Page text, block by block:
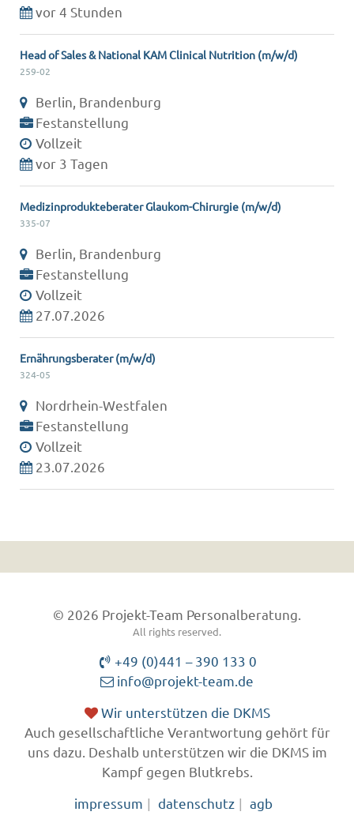
vor 4 Stunden
Head of Sales & National KAM Clinical Nutrition (m/w/d)
259-02
Berlin, Brandenburg
Festanstellung
Vollzeit
vor 3 Tagen
Medizinprodukteberater Glaukom-Chirurgie (m/w/d)
335-07
Berlin, Brandenburg
Festanstellung
Vollzeit
27.07.2026
Ernährungsberater (m/w/d)
324-05
Nordrhein-Westfalen
Festanstellung
Vollzeit
23.07.2026
© 2026 Projekt-Team Personalberatung.
All rights reserved.
+49 (0)441 – 390 133 0
info@projekt-team.de
Wir unterstützen die DKMS
Auch gesellschaftliche Verantwortung gehört für
uns dazu. Deshalb unterstützen wir die DKMS im
Kampf gegen Blutkrebs.
impressum
datenschutz agb